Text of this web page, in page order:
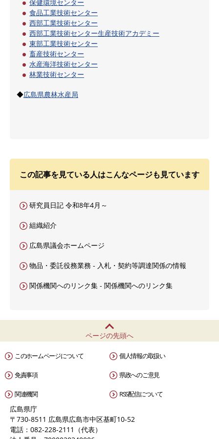
保健環境センター
食品工業技術センター
西部工業技術センター
西部工業技術センター生産技術アカデミー
東部工業技術センター
畜産技術センター
水産海洋技術センター
林業技術センター
◆広島県農林水産局
この記事を見ている人はこんなページも見ています
研究員日記 令和8年4月～
組織紹介
広島県議会ホームページ
物品・委託役務業務 - 入札・契約等調達関係の情報
関係機関へのリンク集 - 関係機関へのリンク集
ページの先頭へ
このホームページについて 個人情報の取扱い
免責事項 県政へのご意見
関連機関 RSS配信について
広島県庁
〒730-8511 広島県広島市中区基町10-52
電話：082-228-2111（代表）